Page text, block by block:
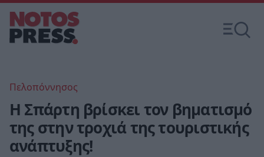
Πελοπόννησος
Η Σπάρτη βρίσκει τον βηματισμό
της στην τροχιά της τουριστικής
ανάπτυξης!